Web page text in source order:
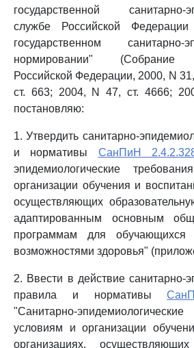
государственной санитарно-
службе Российской
государственном санитарно-
нормировании" (Собрание
Российской Федерации, 2000, N
ст. 663; 2004, N 47, ст. 4666;
постановляю:
1. Утвердить санитарно-
и нормативы СанПиН
эпидемиологические
организации обучения и
осуществляющих
адаптированным основным
программам для обучающихся
возможностями здоровья"
2. Ввести в действие санитарно-
правила и нормативы
"Санитарно-
условиям и организации
организациях,